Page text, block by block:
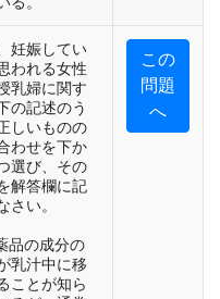
妊娠してい
われる女性
乳婦に関す
の記述のう
しいものの
わせを下か
選び、その
解答欄に記
さい。
品の成分の
乳汁中に移
ことが知ら
この
問題
へ